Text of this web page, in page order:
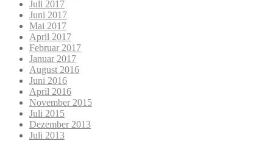
Juli 2017
Juni 2017
Mai 2017
April 2017
Februar 2017
Januar 2017
August 2016
Juni 2016
April 2016
November 2015
Juli 2015
Dezember 2013
Juli 2013